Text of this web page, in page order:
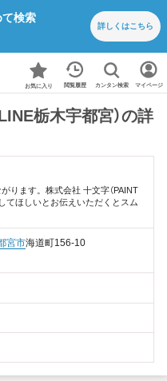
検索
詳しくはこちら
お気に入り 閲覧履歴 カンタン検索 マイページ
栃木宇都宮）の詳
がります。株式会社 十文字（PAINT
てほしいとお伝えいただくとスム
宮市海道町156-10